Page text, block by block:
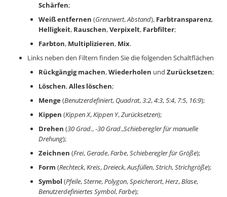
Schärfen;
Weiß entfernen (Grenzwert,Abstand), Farbtransparenz,
Helligkeit, Rauschen,Verpixelt, Farbfilter;
Farbton, Multiplizieren, Mix.
Links neben den Filtern finden Sie die folgenden Schaltflächen
Rückgängig machen,Wiederholen und Zurücksetzen;
Löschen,Alles löschen;
Menge(Benutzerdefiniert, Quadrat,3:2,4:3,5:4, 7:5, 16:9);
Kippen (Kippen X,Kippen Y,Zurücksetzen);
Drehen (30 Grad.,-30 Grad.,Schieberegler für manuelle
Drehung);
Zeichnen (Frei, Gerade,Farbe,Schieberegler für Größe);
Form (Rechteck,Kreis,Dreieck,Ausfüllen,Strich,Strichgröße);
Symbol (Pfeile,Sterne,Polygon,Speicherort,Herz,Blase,
Benutzerdefiniertes Symbol,Farbe);